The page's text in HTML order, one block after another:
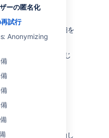
ーの匿名化
試行
Anonymizing
するには、次の詳細を
(元のユーザー名と同じ
合があります)
を取得する
> [監査ログ]
に移動し